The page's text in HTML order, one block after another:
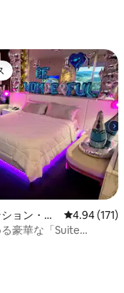
ョイスです。
ョン・ア
レビュー
4.94 (171)
豪華な「Suite